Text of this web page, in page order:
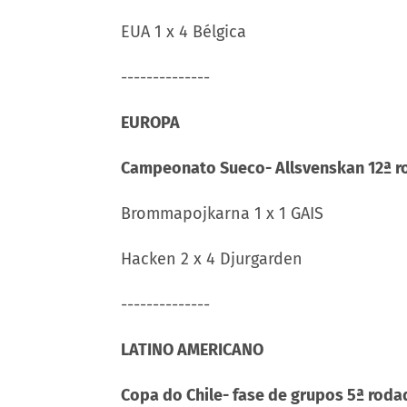
EUA 1 x 4 Bélgica
--------------
EUROPA
Campeonato Sueco- Allsvenskan 12ª
Brommapojkarna 1 x 1 GAIS
Hacken 2 x 4 Djurgarden
--------------
LATINO AMERICANO
Copa do Chile- fase de grupos 5ª